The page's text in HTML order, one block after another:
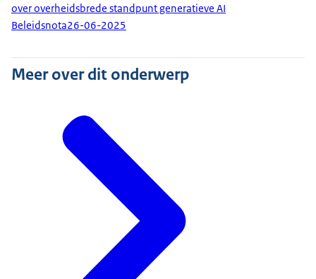
over overheidsbrede standpunt generatieve AI
Beleidsnota26-06-2025
Meer over dit onderwerp